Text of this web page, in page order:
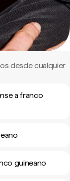
desde cualquier
a franco
guineano